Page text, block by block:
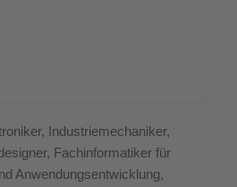
Indus­trie­me­cha­ni­ker,
Fach­in­for­ma­ti­ker für
Anwen­dungs­ent­wick­lung,